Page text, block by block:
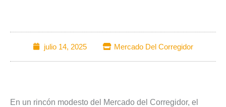
julio 14, 2025 Mercado Del Corregidor
En un rincón modesto del Mercado del Corregidor, el